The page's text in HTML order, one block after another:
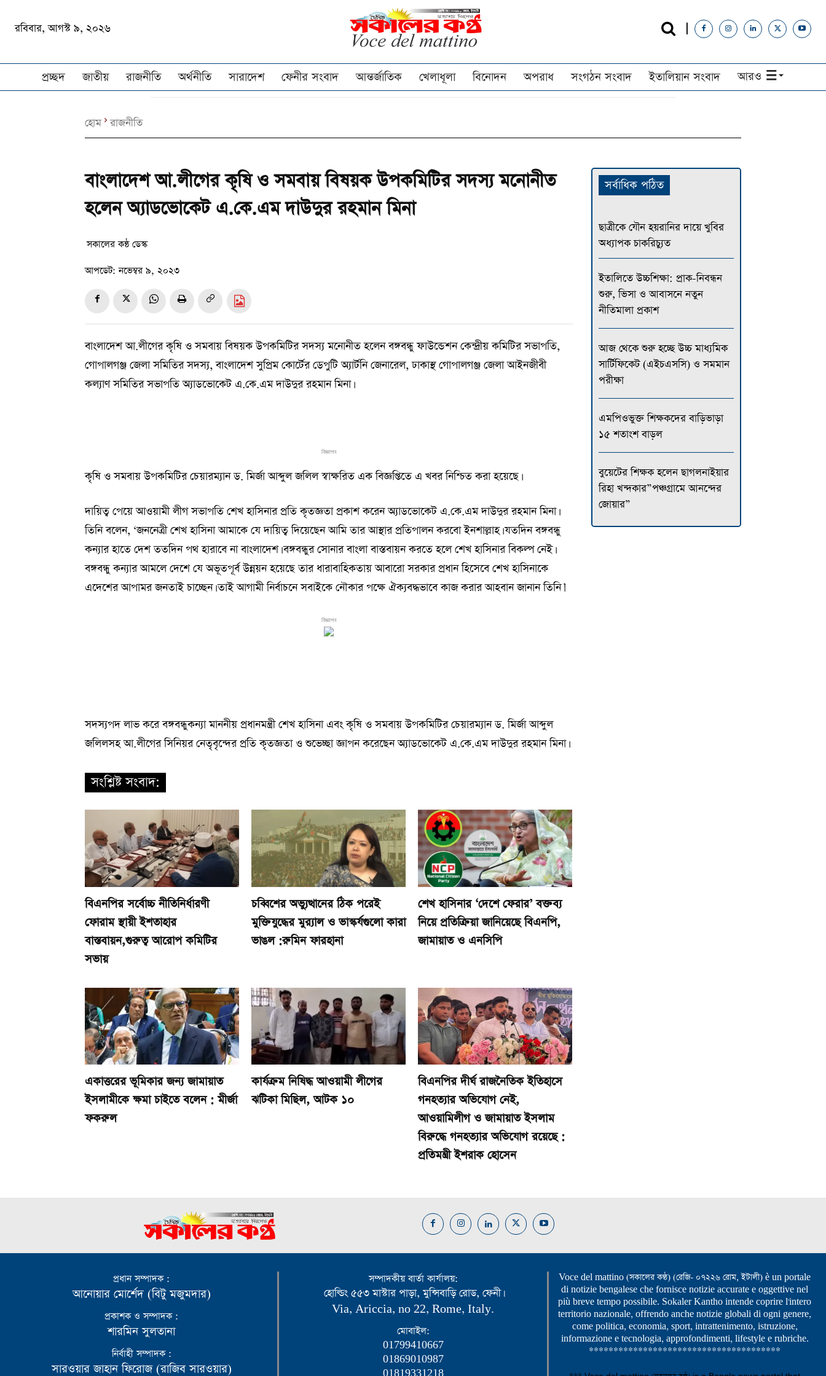
রবিবার, আগস্ট ৯, ২০২৬
প্রচ্ছদ জাতীয় রাজনীতি অর্থনীতি সারাদেশ ফেনীর সংবাদ আন্তর্জাতিক খেলাধূলা বিনোদন অপরাধ সংগঠন সংবাদ ইতালিয়ান সংবাদ আরও
হোম রাজনীতি
বাংলাদেশ আ.লীগের কৃষি ও সমবায় বিষয়ক উপকমিটির সদস্য মনোনীত
হলেন অ্যাডভোকেট এ.কে.এম দাউদুর রহমান মিনা
সকালের কন্ঠ ডেস্ক
আপডেট: নভেম্বর ৯, ২০২৩
বাংলাদেশ আ.লীগের কৃষি ও সমবায় বিষয়ক উপকমিটির সদস্য মনোনীত হলেন বঙ্গবন্ধু ফাউন্ডেশন কেন্দ্রীয় কমিটির সভাপতি,
গোপালগঞ্জ জেলা সমিতির সদস্য, বাংলাদেশ সুপ্রিম কোর্টের ডেপুটি অ্যার্টনি জেনারেল, ঢাকাস্থ গোপালগঞ্জ জেলা আইনজীবী
কল্যাণ সমিতির সভাপতি অ্যাডভোকেট এ.কে.এম দাউদুর রহমান মিনা।
বিজ্ঞাপন
কৃষি ও সমবায় উপকমিটির চেয়ারম্যান ড. মির্জা আব্দুল জলিল স্বাক্ষরিত এক বিজ্ঞপ্তিতে এ খবর নিশ্চিত করা হয়েছে।
দায়িত্ব পেয়ে আওয়ামী লীগ সভাপতি শেখ হাসিনার প্রতি কৃতজ্ঞতা প্রকাশ করেন অ্যাডভোকেট এ.কে.এম দাউদুর রহমান মিনা।
তিনি বলেন, ‘জননেত্রী শেখ হাসিনা আমাকে যে দায়িত্ব দিয়েছেন আমি তার আস্থার প্রতিপালন করবো ইনশাল্লাহ। যতদিন বঙ্গবন্ধু
কন্যার হাতে দেশ ততদিন পথ হারাবে না বাংলাদেশ। বঙ্গবন্ধুর সোনার বাংলা বাস্তবায়ন করতে হলে শেখ হাসিনার বিকল্প নেই।
বঙ্গবন্ধু কন্যার আমলে দেশে যে অভূতপূর্ব উন্নয়ন হয়েছে তার ধারাবাহিকতায় আবারো সরকার প্রধান হিসেবে শেখ হাসিনাকে
এদেশের আপামর জনতাই চাচ্ছেন। তাই আগামী নির্বাচনে সবাইকে নৌকার পক্ষে ঐক্যবদ্ধভাবে কাজ করার আহবান জানান তিনি।’
বিজ্ঞাপন
সদস্যপদ লাভ করে বঙ্গবন্ধুকন্যা মাননীয় প্রধানমন্ত্রী শেখ হাসিনা এবং কৃষি ও সমবায় উপকমিটির চেয়ারম্যান ড. মির্জা আব্দুল
জলিলসহ আ.লীগের সিনিয়র নেতৃবৃন্দের প্রতি কৃতজ্ঞতা ও শুভেচ্ছা জ্ঞাপন করেছেন অ্যাডভোকেট এ.কে.এম দাউদুর রহমান মিনা।
সংশ্লিষ্ট সংবাদ:
বিএনপির সর্বোচ্চ নীতিনির্ধারণী
ফোরাম স্থায়ী ইশতাহার
বাস্তবায়ন,গুরুত্ব আরোপ কমিটির
সভায়
চব্বিশের অভ্যুত্থানের ঠিক পরেই
মুক্তিযুদ্ধের মুর‍্যাল ও ভাস্কর্যগুলো কারা
ভাঙল :রুমিন ফারহানা
শেখ হাসিনার ‘দেশে ফেরার’ বক্তব্য
নিয়ে প্রতিক্রিয়া জানিয়েছে বিএনপি,
জামায়াত ও এনসিপি
একাত্তরের ভূমিকার জন্য জামায়াত
ইসলামীকে ক্ষমা চাইতে বলেন : মীর্জা
ফকরুল
কার্যক্রম নিষিদ্ধ আওয়ামী লীগের
ঝটিকা মিছিল, আটক ১০
বিএনপির দীর্ঘ রাজনৈতিক ইতিহাসে
গনহত্যার অভিযোগ নেই,
আওয়ামিলীগ ও জামায়াত ইসলাম
বিরুদ্ধে গনহত্যার অভিযোগ রয়েছে :
প্রতিমন্ত্রী ইশরাক হোসেন
সর্বাধিক পঠিত
ছাত্রীকে যৌন হয়রানির দায়ে খুবির
অধ্যাপক চাকরিচ্যুত
ইতালিতে উচ্চশিক্ষা: প্রাক-নিবন্ধন
শুরু, ভিসা ও আবাসনে নতুন
নীতিমালা প্রকাশ
আজ থেকে শুরু হচ্ছে উচ্চ মাধ্যমিক
সার্টিফিকেট (এইচএসসি) ও সমমান
পরীক্ষা
এমপিওভুক্ত শিক্ষকদের বাড়িভাড়া
১৫ শতাংশ বাড়ল
বুয়েটের শিক্ষক হলেন ছাগলনাইয়ার
রিহা খন্দকার”পঞ্চগ্রামে আনন্দের
জোয়ার”
প্রধান সম্পাদক :
আনোয়ার মোর্শেদ (বিটু মজুমদার)
প্রকাশক ও সম্পাদক :
শারমিন সুলতানা
নির্বাহী সম্পাদক :
সারওয়ার জাহান ফিরোজ (রাজিব সারওয়ার)
সম্পাদকীয় বার্তা কার্যালয়:
হোল্ডিং ৫৫৩ মাস্টার পাড়া, মুন্সিবাড়ি রোড, ফেনী।
Via, Ariccia, no 22, Rome, Italy.
মোবাইল:
01799410667
01869010987
Voce del mattino (সকালের কণ্ঠ) (রেজি- ০৭২২৬ রোম, ইটালী) è un portale
di notizie bengalese che fornisce notizie accurate e oggettive nel
più breve tempo possibile. Sokaler Kantho intende coprire l'intero
territorio nazionale, offrendo anche notizie globali di ogni genere,
come politica, economia, sport, intrattenimento, istruzione,
informazione e tecnologia, approfondimenti, lifestyle e rubriche.
***************************************